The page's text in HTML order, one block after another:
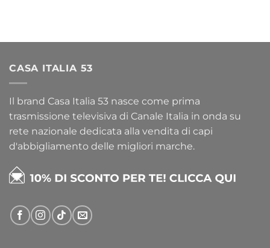
CASA ITALIA 53
Il brand Casa Italia 53 nasce come prima
trasmissione televisiva di Canale Italia in onda su
rete nazionale dedicata alla vendita di capi
d'abbigliamento delle migliori marche.